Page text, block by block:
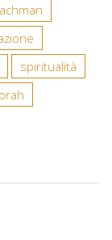
spiritualità